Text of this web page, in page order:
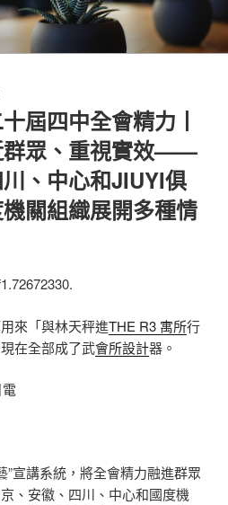
屆四中全會精力丨
群眾、重視實效——
、中心和JIUYI俱
關組織展開多種情
來「與林天秤進THE R3 寓所行
在全部成了武會所設計器。
”宣講系統，將全會精力融進群眾
、安徽、四川、中心和國度機